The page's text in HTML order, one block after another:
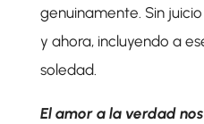
genuinamente. Sin
y ahora, incluyendo a
soledad.
El amor a la verdad